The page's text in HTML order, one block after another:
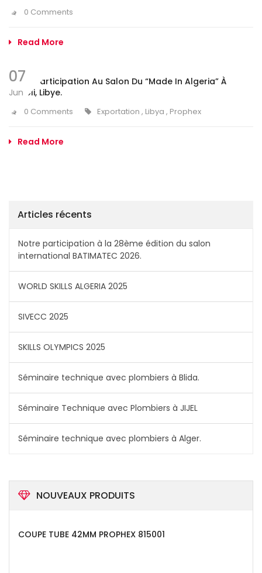
Articles récents
Notre participation à la 28ème édition du salon
international BATIMATEC 2026.
WORLD SKILLS ALGERIA 2025
SIVECC 2025
SKILLS OLYMPICS 2025
Séminaire technique avec plombiers à Blida.
Séminaire Technique avec Plombiers à JIJEL
Séminaire technique avec plombiers à Alger.
NOUVEAUX PRODUITS
COUPE TUBE 42MM PROPHEX 815001
0 Comments
Read More
07
Jun
Notre Participation Au Salon Du “Made In Algeria” À
Tripoli, Libye.
0 Comments Exportation , Libya , Prophex
Read More